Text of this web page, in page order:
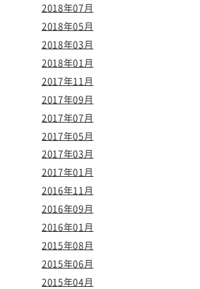
2018年07月
2018年05月
2018年03月
2018年01月
2017年11月
2017年09月
2017年07月
2017年05月
2017年03月
2017年01月
2016年11月
2016年09月
2016年01月
2015年08月
2015年06月
2015年04月